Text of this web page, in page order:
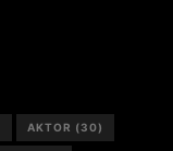
AKTOR (30)